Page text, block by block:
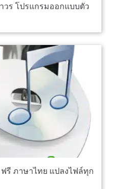
วร โปรแกรมออกแบบตัว
ฟรี ภาษาไทย แปลงไฟล์ทุก